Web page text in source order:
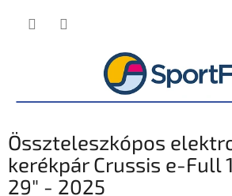
Összteleszkópos
kerékpár Crussis e-Full
29" - 2025